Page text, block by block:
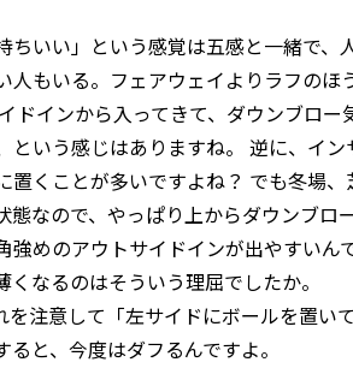
いい」という感覚は五感と一緒で、
人もいる。フェアウェイよりラフのほ
ドインから入ってきて、ダウンブロ
という感じはありますね。 逆に、イ
置くことが多いですよね？ でも冬場
なので、やっぱり上からダウンブロ
めのアウトサイドインが出やすいん
なるのはそういう理屈でしたか。
注意して「左サイドにボールを置い
と、今度はダフるんですよ。